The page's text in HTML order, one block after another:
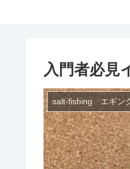
入門者必見
salt-fishing エギン